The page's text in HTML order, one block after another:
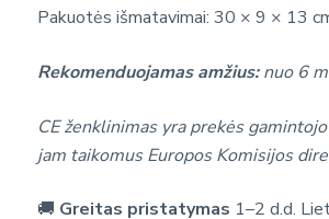
Pakuotės išmatavimai: 30 × 9 × 13
Rekomenduojamas amžius:nuo 6
CE ženklinimas yra prekės
jam taikomus Europos Komisijos
🚚 Greitas pristatymas 1–2 d.d.